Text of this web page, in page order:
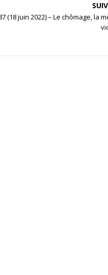
(18 juin 2022) – Le chômage, la